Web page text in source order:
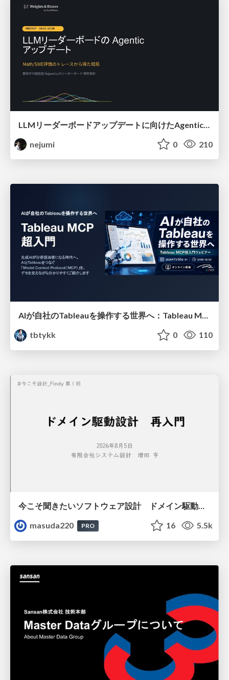
nejumi
0 210
AIが自社のTableauを操作する世界へ：Tableau MCP超入門
tbtykk
0 110
今こそ聞きたいソフトウェア設計 ドメイン駆動設計再入門
masuda220
PRO 16 5.5k